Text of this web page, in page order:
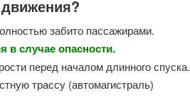
забито пассажирами.
в случае опасности.
перед началом длинного спуска.
трассу (автомагистраль)